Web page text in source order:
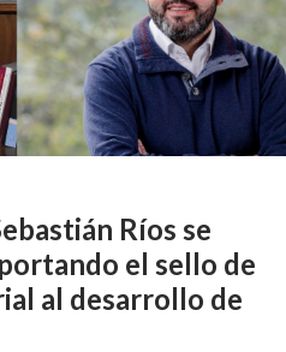
Ríos se
el sello de
al desarrollo de